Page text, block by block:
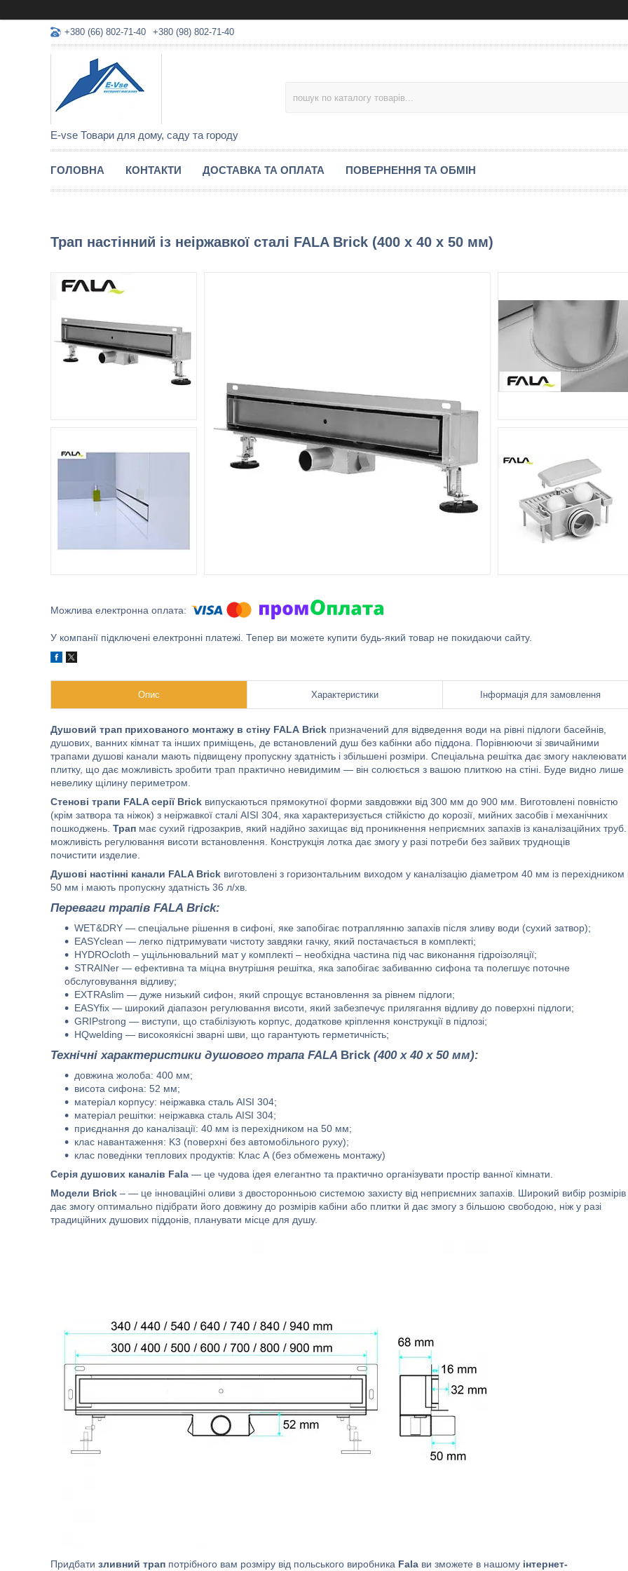
+380 (66) 802-71-40 +380 (98) 802-71-40
E-vse Товари для дому, саду та городу
ГОЛОВНА КОНТАКТИ ДОСТАВКА ТА ОПЛАТА ПОВЕРНЕННЯ ТА ОБМІН
Трап настінний із неіржавкої сталі FALA Brick (400 х 40 х 50 мм)
У компанії підключені електронні платежі. Тепер ви можете купити будь-який товар не покидаючи сайту.
Опис Характеристики Інформація для замовлення
Душовий трап прихованого монтажу в стіну FALA Brick призначений для відведення води на рівні підлоги басейнів,
душових, ванних кімнат та інших приміщень, де встановлений душ без кабінки або піддона. Порівнюючи зі звичайними
трапами душові канали мають підвищену пропускну здатність і збільшені розміри. Спеціальна решітка дає змогу наклеювати
плитку, що дає можливість зробити трап практично невидимим — він солюється з вашою плиткою на стіні. Буде видно лише
невелику щілину периметром.
Стенові трапи FALA серії Brick випускаються прямокутної форми завдовжки від 300 мм до 900 мм. Виготовлені повністю
(крім затвора та ніжок) з неіржавкої сталі AISI 304, яка характеризується стійкістю до корозії, мийних засобів і механічних
пошкоджень. Трап має сухий гідрозакрив, який надійно захищає від проникнення неприємних запахів із каналізаційних
можливість регулювання висоти встановлення. Конструкція лотка дає змогу у разі потреби без зайвих труднощів
почистити изделие.
Душові настінні канали FALA Brick виготовлені з горизонтальним виходом у каналізацію діаметром 40 мм із перехідником
50 мм і мають пропускну здатність 36 л/хв.
Переваги трапів FALA Brick:
WET&DRY — спеціальне рішення в сифоні, яке запобігає потраплянню запахів після зливу води (сухий затвор);
EASYclean — легко підтримувати чистоту завдяки гачку, який постачається в комплекті;
HYDROcloth – ущільнювальний мат у комплекті – необхідна частина під час виконання гідроізоляції;
STRAINer — ефективна та міцна внутрішня решітка, яка запобігає забиванню сифона та полегшує поточне
обслуговування відливу;
EXTRAslim — дуже низький сифон, який спрощує встановлення за рівнем підлоги;
EASYfix — широкий діапазон регулювання висоти, який забезпечує прилягання відливу до поверхні підлоги;
GRIPstrong — виступи, що стабілізують корпус, додаткове кріплення конструкції в підлозі;
HQwelding — високоякісні зварні шви, що гарантують герметичність;
Технічні характеристики душового трапа FALA Brick(400 х 40 х 50 мм):
довжина жолоба: 400 мм;
висота сифона: 52 мм;
матеріал корпусу: неіржавка сталь AISI 304;
матеріал решітки: неіржавка сталь AISI 304;
приєднання до каналізації: 40 мм із перехідником на 50 мм;
клас навантаження: K3 (поверхні без автомобільного руху);
клас поведінки теплових продуктів: Клас А (без обмежень монтажу)
Серія душових каналів Fala — це чудова ідея елегантно та практично організувати простір ванної кімнати.
Модели Brick – — це інноваційні оливи з двосторонньою системою захисту від неприємних запахів. Широкий вибір розмірів
дає змогу оптимально підібрати його довжину до розмірів кабіни або плитки й дає змогу з більшою свободою, ніж у разі
традиційних душових піддонів, планувати місце для душу.
Придбати зливний трап потрібного вам розміру від польського виробника Fala ви зможете в нашому інтернет-